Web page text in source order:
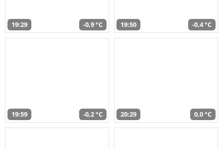
19:29 -0,9 °C 19:50 -0,4 °C
19:59 -0,2 °C 20:29 0,0 °C